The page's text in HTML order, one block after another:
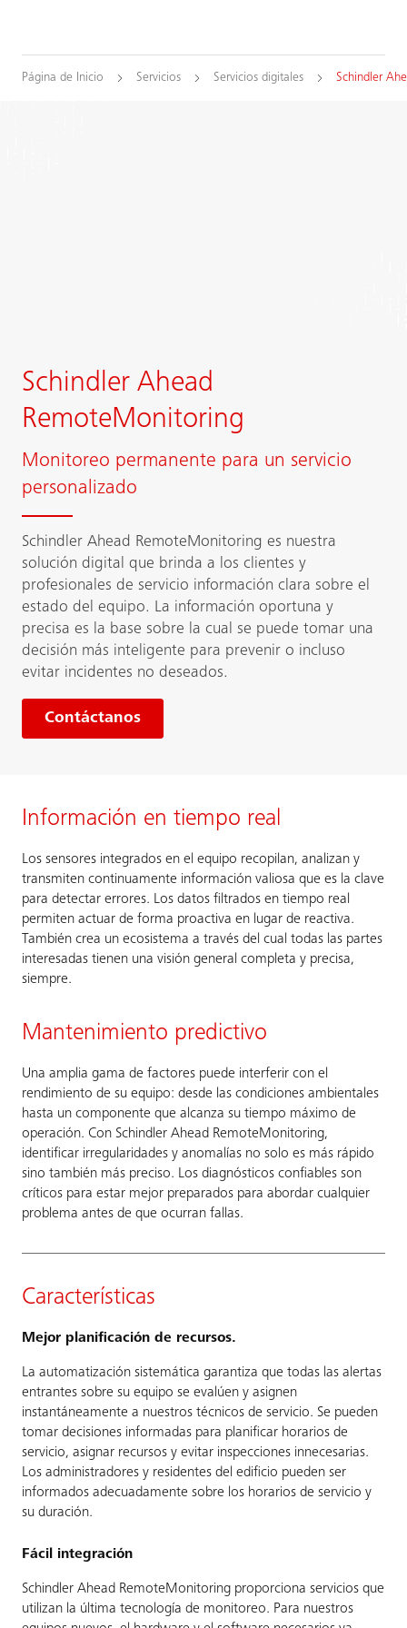
Página de Inicio Servicios Servicios digitales Schindler
Schindler Ahead
RemoteMonitoring
Monitoreo permanente para un servicio
personalizado
Schindler Ahead RemoteMonitoring es nuestra
solución digital que brinda a los clientes y
profesionales de servicio información clara sobre el
estado del equipo. La información oportuna y
precisa es la base sobre la cual se puede tomar una
decisión más inteligente para prevenir o incluso
evitar incidentes no deseados.
Contáctanos
Información en tiempo real
Los sensores integrados en el equipo recopilan, analizan y
transmiten continuamente información valiosa que es la clave
para detectar errores. Los datos filtrados en tiempo real
permiten actuar de forma proactiva en lugar de reactiva.
También crea un ecosistema a través del cual todas las partes
interesadas tienen una visión general completa y precisa,
siempre.
Mantenimiento predictivo
Una amplia gama de factores puede interferir con el
rendimiento de su equipo: desde las condiciones ambientales
hasta un componente que alcanza su tiempo máximo de
operación. Con Schindler Ahead RemoteMonitoring,
identificar irregularidades y anomalías no solo es más rápido
sino también más preciso. Los diagnósticos confiables son
críticos para estar mejor preparados para abordar cualquier
problema antes de que ocurran fallas.
Características
Mejor planificación de recursos.
La automatización sistemática garantiza que todas las alertas
entrantes sobre su equipo se evalúen y asignen
instantáneamente a nuestros técnicos de servicio. Se pueden
tomar decisiones informadas para planificar horarios de
servicio, asignar recursos y evitar inspecciones innecesarias.
Los administradores y residentes del edificio pueden ser
informados adecuadamente sobre los horarios de servicio y
su duración.
Fácil integración
Schindler Ahead RemoteMonitoring proporciona servicios que
utilizan la última tecnología de monitoreo. Para nuestros